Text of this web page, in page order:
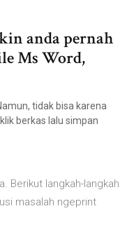
anda pernah
Ms Word,
tidak bisa karena
berkas lalu simpan
Berikut langkah-langkah
masalah ngeprint